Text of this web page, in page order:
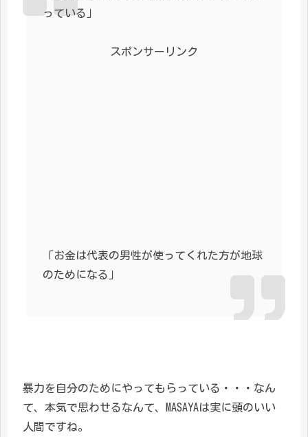
っている」
スポンサーリンク
「お金は代表の男性が使ってくれた方が地球
のためになる」
暴力を自分のためにやってもらっている・・・なん
て、本気で思わせるなんて、MASAYAは実に頭のいい
人間ですね。